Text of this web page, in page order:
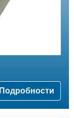
Подробности